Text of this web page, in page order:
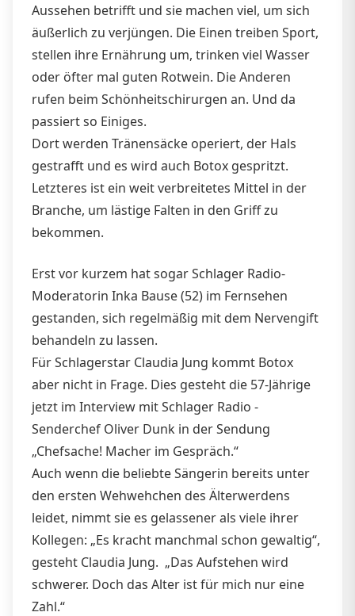
Aussehen betrifft und sie machen viel, um sich
äußerlich zu verjüngen. Die Einen treiben Sport,
stellen ihre Ernährung um, trinken viel Wasser
oder öfter mal guten Rotwein. Die Anderen
rufen beim Schönheitschirurgen an. Und da
passiert so Einiges.
Dort werden Tränensäcke operiert, der Hals
gestrafft und es wird auch Botox gespritzt.
Letzteres ist ein weit verbreitetes Mittel in der
Branche, um lästige Falten in den Griff zu
bekommen.
Erst vor kurzem hat sogar Schlager Radio-
Moderatorin Inka Bause (52) im Fernsehen
gestanden, sich regelmäßig mit dem Nervengift
behandeln zu lassen.
Für Schlagerstar Claudia Jung kommt Botox
aber nicht in Frage. Dies gesteht die 57-Jährige
jetzt im Interview mit Schlager Radio -
Senderchef Oliver Dunk in der Sendung
„Chefsache! Macher im Gespräch.“
Auch wenn die beliebte Sängerin bereits unter
den ersten Wehwehchen des Älterwerdens
leidet, nimmt sie es gelassener als viele ihrer
Kollegen: „Es kracht manchmal schon gewaltig“,
gesteht Claudia Jung. „Das Aufstehen wird
schwerer. Doch das Alter ist für mich nur eine
Zahl.“